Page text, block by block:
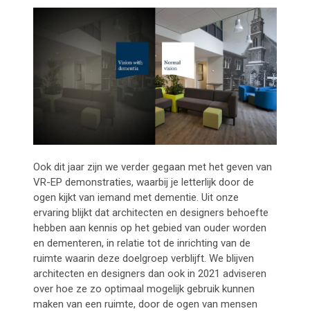
Ook dit jaar zijn we verder gegaan met het geven van
VR-EP demonstraties, waarbij je letterlijk door de
ogen kijkt van iemand met dementie. Uit onze
ervaring blijkt dat architecten en designers behoefte
hebben aan kennis op het gebied van ouder worden
en dementeren, in relatie tot de inrichting van de
ruimte waarin deze doelgroep verblijft. We blijven
architecten en designers dan ook in 2021 adviseren
over hoe ze zo optimaal mogelijk gebruik kunnen
maken van een ruimte, door de ogen van mensen